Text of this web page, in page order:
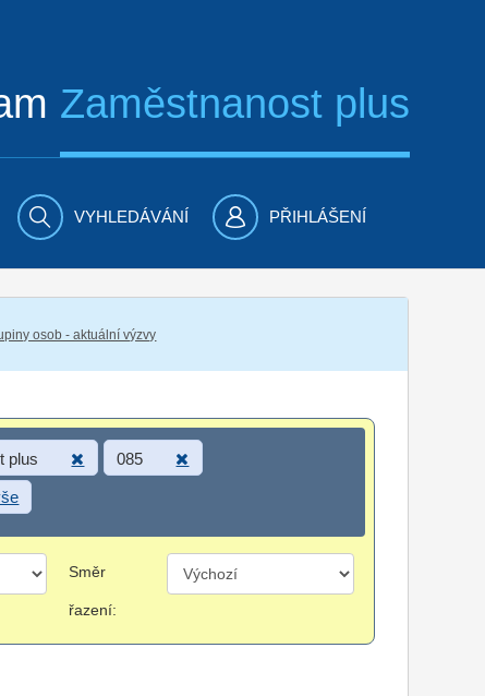
Zaměstnanost plus
VYHLEDÁVÁNÍ PŘIHLÁŠENÍ
osob - aktuální výzvy
plus 085
Směr
řazení: